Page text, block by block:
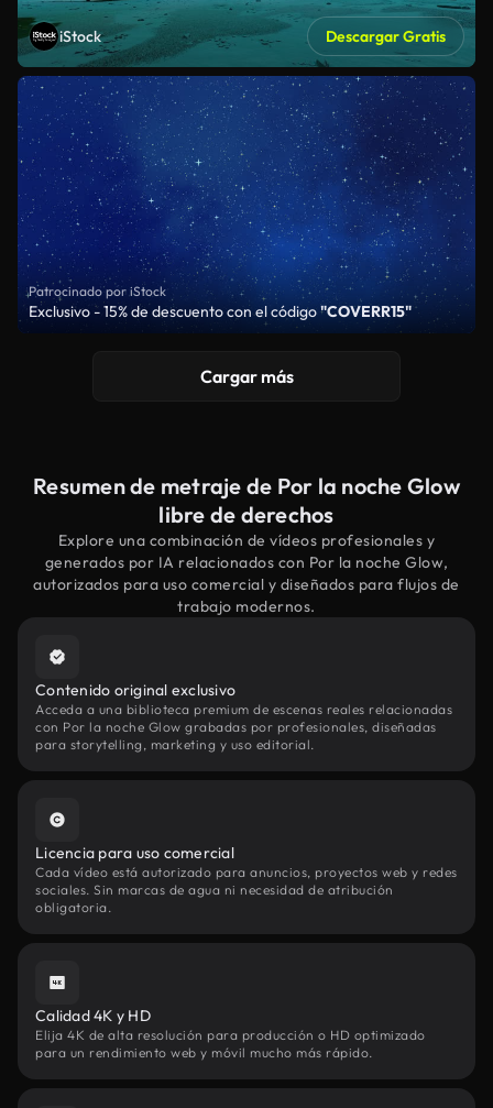
iStock Descargar Gratis
Patrocinado por iStock
Exclusivo - 15% de descuento con el código"COVERR15"
Cargar más
Resumen de metraje de Por la noche Glow
libre de derechos
Explore una combinación de vídeos profesionales y
generados por IA relacionados con Por la noche Glow,
autorizados para uso comercial y diseñados para flujos de
trabajo modernos.
Contenido original exclusivo
Acceda a una biblioteca premium de escenas reales relacionadas
con Por la noche Glow grabadas por profesionales, diseñadas
para storytelling, marketing y uso editorial.
Licencia para uso comercial
Cada vídeo está autorizado para anuncios, proyectos web y redes
sociales. Sin marcas de agua ni necesidad de atribución
obligatoria.
Calidad 4K y HD
Elija 4K de alta resolución para producción o HD optimizado
para un rendimiento web y móvil mucho más rápido.